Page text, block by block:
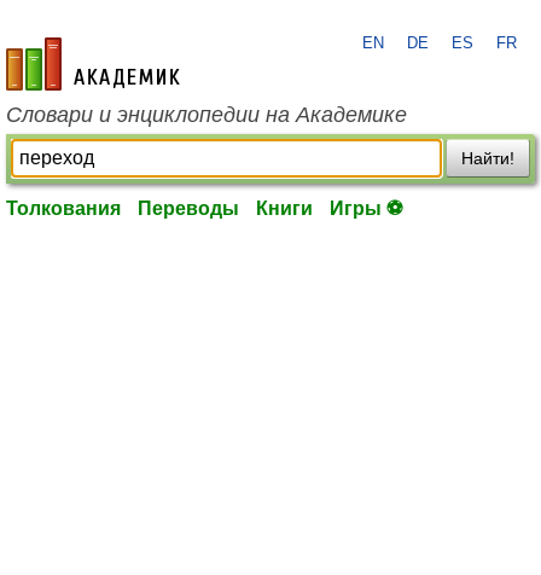
academic.ru
EN DE ES FR
Словари и энциклопедии на Академике
Найти!
Толкования Переводы Книги Игры ⚽